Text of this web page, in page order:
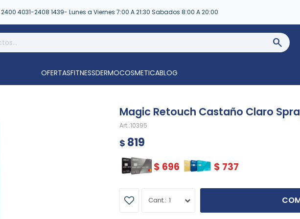
2400 4031-2408 1439- Lunes a Viernes 7:00 A 21:30 Sabados 8:00 A 20:00
OFERTASFITNESSDERMOCOSMETICABLOG
Magic Retouch Castaño Claro
10395
$ 819
$ 696 $ 737
1